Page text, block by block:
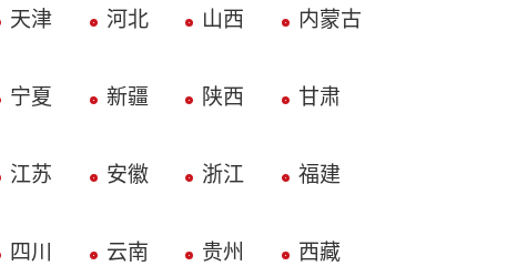
天津 河北 山西 内蒙古
宁夏 新疆 陕西 甘肃
江苏 安徽 浙江 福建
四川 云南 贵州 西藏